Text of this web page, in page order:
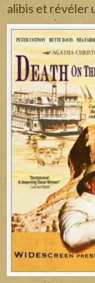
alibis et révéler